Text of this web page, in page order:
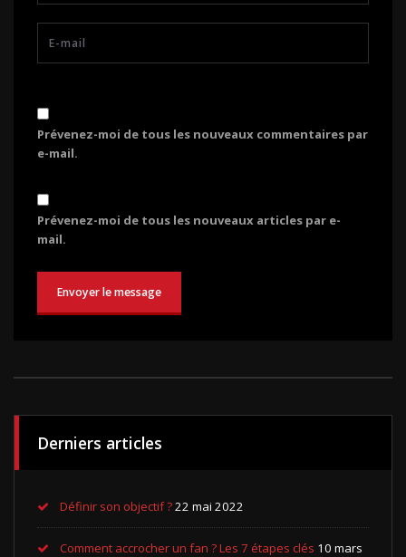
Prévenez-moi de tous les nouveaux commentaires par
e-mail.
Prévenez-moi de tous les nouveaux articles par e-
mail.
Derniers articles
Définir son objectif ?22 mai 2022
Comment accrocher un fan ? Les 7 étapes clés 10 mars